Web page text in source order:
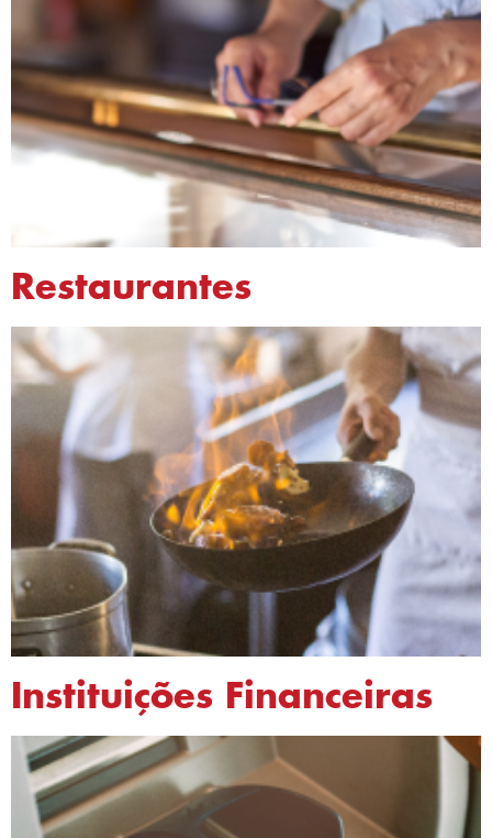
Restaurantes
Instituições Financeiras